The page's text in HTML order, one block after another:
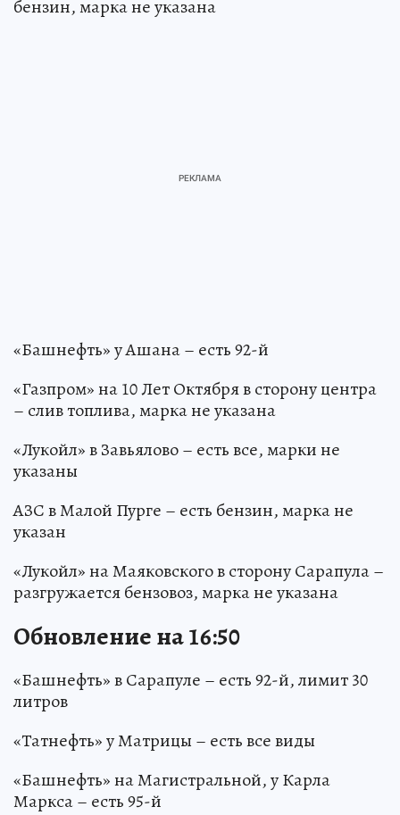
бензин, марка не указана
«Башнефть» у Ашана – есть 92-й
«Газпром» на 10 Лет Октября в сторону центра
– слив топлива, марка не указана
«Лукойл» в Завьялово – есть все, марки не
указаны
АЗС в Малой Пурге – есть бензин, марка не
указан
«Лукойл» на Маяковского в сторону Сарапула –
разгружается бензовоз, марка не указана
Обновление на 16:50
«Башнефть» в Сарапуле – есть 92-й, лимит 30
литров
«Татнефть» у Матрицы – есть все виды
«Башнефть» на Магистральной, у Карла
Маркса – есть 95-й